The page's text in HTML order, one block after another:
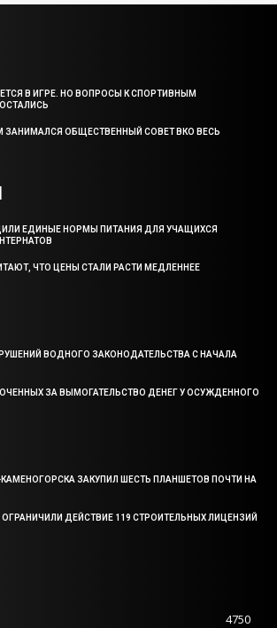
В ИГРЕ. НО ВОПРОСЫ К СПОРТИВНЫМ
ЗАНИМАЛСЯ ОБЩЕСТВЕННЫЙ СОВЕТ ВКО ВЕСЬ
ЕДИНЫЕ НОРМЫ ПИТАНИЯ ДЛЯ УЧАЩИХСЯ
ЧТО ЦЕНЫ СТАЛИ РАСТИ МЕДЛЕННЕЕ
ВОДНОГО ЗАКОНОДАТЕЛЬСТВА С НАЧАЛА
ЗА ВЫМОГАТЕЛЬСТВО ДЕНЕГ У ОСУЖДЕННОГО
ЗАКУПИЛ ШЕСТЬ ПЛАНШЕТОВ ПОЧТИ НА
ДЕЙСТВИЕ 119 СТРОИТЕЛЬНЫХ ЛИЦЕНЗИЙ
4750